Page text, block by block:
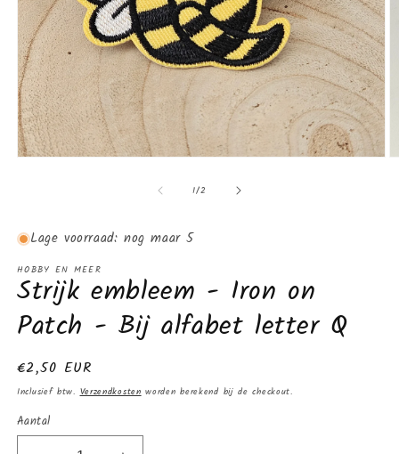
1/van
2
Lage voorraad: nog maar 5
HOBBY EN MEER
Strijk embleem - Iron on
Patch - Bij alfabet letter Q
Normale
prijs
€2,50 EUR
Inclusief btw. Verzendkosten worden berekend bij de checkout.
Aantal